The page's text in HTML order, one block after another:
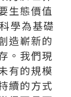
生態價值
學為基礎
造嶄新的
。我們現
有的規模
續的方式